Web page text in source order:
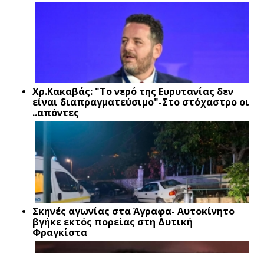
Xρ.Κακαβάς: "Το νερό της Ευρυτανίας δεν
είναι διαπραγματεύσιμο"-Στο στόχαστρο οι
..απόντες
Σκηνές αγωνίας στα Άγραφα- Αυτοκίνητο
βγήκε εκτός πορείας στη Δυτική
Φραγκίστα